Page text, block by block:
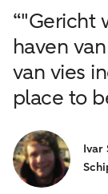
“"Gericht
haven
van vies
place to
Ivar